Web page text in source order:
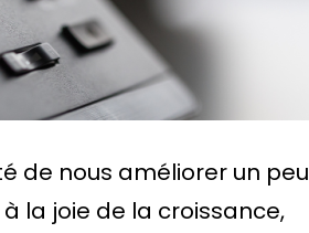
de nous améliorer un peu
la joie de la croissance,